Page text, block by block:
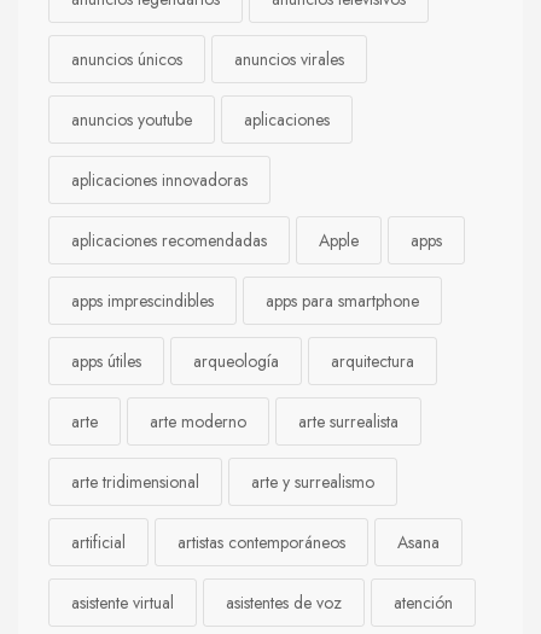
anuncios únicos anuncios virales
anuncios youtube aplicaciones
aplicaciones innovadoras
aplicaciones recomendadas Apple apps
apps imprescindibles apps para smartphone
apps útiles arqueología arquitectura
arte arte moderno arte surrealista
arte tridimensional arte y surrealismo
artificial artistas contemporáneos Asana
asistente virtual asistentes de voz atención